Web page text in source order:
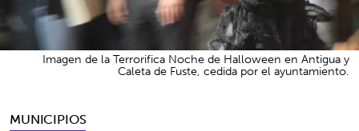
MUNICIPIOS
Imagen de la Terrorifica Noche de Halloween en Antigua y
Caleta de Fuste, cedida por el ayuntamiento.